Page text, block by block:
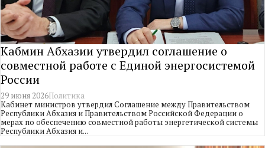
Кабмин Абхазии утвердил соглашение о
совместной работе с Единой энергосистемой
России
29 июня 2026Политика
Кабинет министров утвердил Соглашение между Правительством
Республики Абхазия и Правительством Российской Федерации о
мерах по обеспечению совместной работы энергетической системы
Республики Абхазия и...